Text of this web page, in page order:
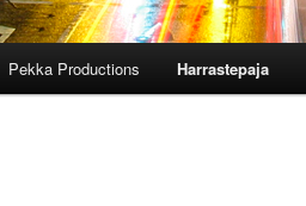
Pekka Productions Harrastepaja